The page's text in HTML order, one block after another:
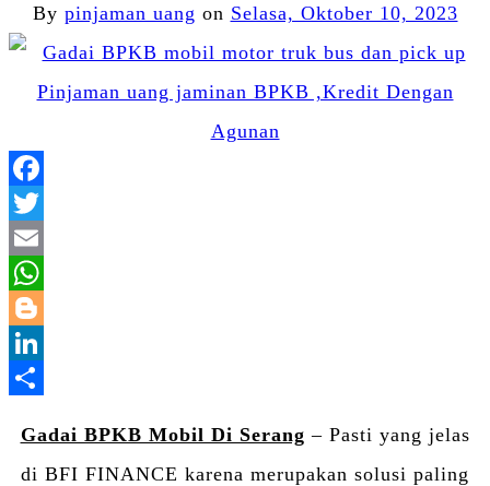
By pinjaman uang on Selasa, Oktober 10, 2023
Gadai BPKB Mobil Di Serang – Pasti yang jelas
di BFI FINANCE karena merupakan solusi paling